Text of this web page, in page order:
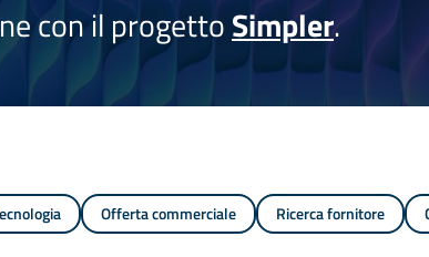
con il progettoSimpler.
Offerta commerciale Ricerca fornitore